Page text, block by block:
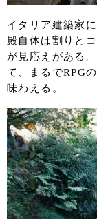
イタリア建築家
殿自体は割りと
が見応えがある
て、まるでRPG
味わえる。